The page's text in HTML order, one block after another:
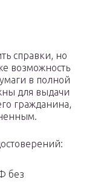
справки, но
возможность
в полной
для выдачи
гражданина,
без